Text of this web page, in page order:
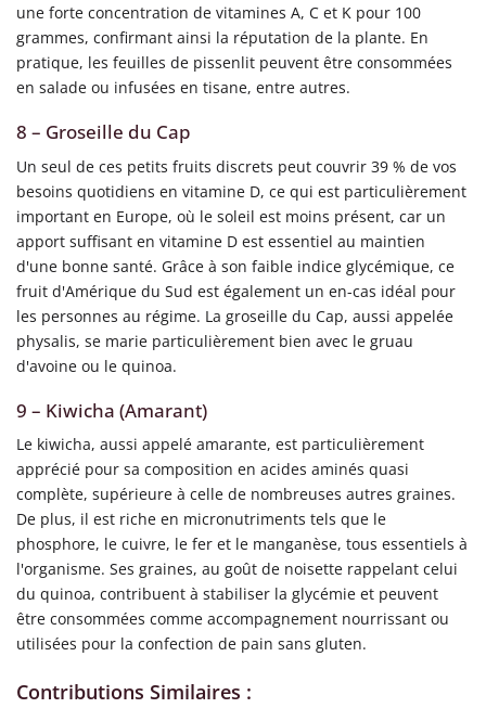
une forte concentration de vitamines A, C et K pour 100
grammes, confirmant ainsi la réputation de la plante. En
pratique, les feuilles de pissenlit peuvent être consommées
en salade ou infusées en tisane, entre autres.
8 – Groseille du Cap
Un seul de ces petits fruits discrets peut couvrir 39 % de vos
besoins quotidiens en vitamine D, ce qui est particulièrement
important en Europe, où le soleil est moins présent, car un
apport suffisant en vitamine D est essentiel au maintien
d'une bonne santé. Grâce à son faible indice glycémique, ce
fruit d'Amérique du Sud est également un en-cas idéal pour
les personnes au régime. La groseille du Cap, aussi appelée
physalis, se marie particulièrement bien avec le gruau
d'avoine ou le quinoa.
9 – Kiwicha (Amarant)
Le kiwicha, aussi appelé amarante, est particulièrement
apprécié pour sa composition en acides aminés quasi
complète, supérieure à celle de nombreuses autres graines.
De plus, il est riche en micronutriments tels que le
phosphore, le cuivre, le fer et le manganèse, tous essentiels à
l'organisme. Ses graines, au goût de noisette rappelant celui
du quinoa, contribuent à stabiliser la glycémie et peuvent
être consommées comme accompagnement nourrissant ou
utilisées pour la confection de pain sans gluten.
Contributions Similaires :